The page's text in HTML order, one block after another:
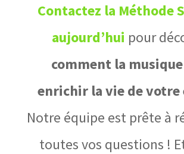
Contactez la Méthode
aujourd’hui pour
comment la
enrichir la vie de
Notre équipe est prête à
toutes vos questions !